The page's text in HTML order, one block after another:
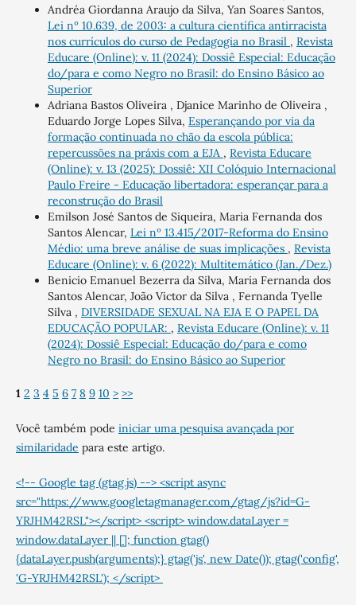
Andréa Giordanna Araujo da Silva, Yan Soares Santos,
Lei nº 10.639, de 2003: a cultura científica antirracista
nos currículos do curso de Pedagogia no Brasil , Revista
Educare (Online): v. 11 (2024): Dossiê Especial: Educação
do/para e como Negro no Brasil: do Ensino Básico ao
Superior
Adriana Bastos Oliveira , Djanice Marinho de Oliveira ,
Eduardo Jorge Lopes Silva, Esperançando por via da
formação continuada no chão da escola pública:
repercussões na práxis com a EJA , Revista Educare
(Online): v. 13 (2025): Dossiê: XII Colóquio Internacional
Paulo Freire - Educação libertadora: esperançar para a
reconstrução do Brasil
Emilson José Santos de Siqueira, Maria Fernanda dos
Santos Alencar, Lei nº 13.415/2017-Reforma do Ensino
Médio: uma breve análise de suas implicações , Revista
Educare (Online): v. 6 (2022): Multitemático (Jan./Dez.)
Benicio Emanuel Bezerra da Silva, Maria Fernanda dos
Santos Alencar, João Victor da Silva , Fernanda Tyelle
Silva , DIVERSIDADE SEXUAL NA EJA E O PAPEL DA
EDUCAÇÃO POPULAR: , Revista Educare (Online): v. 11
(2024): Dossiê Especial: Educação do/para e como
Negro no Brasil: do Ensino Básico ao Superior
1 2 3 4 5 6 7 8 9 10 > >>
Você também pode iniciar uma pesquisa avançada por
similaridade para este artigo.
<!-- Google tag (gtag.js) --> <script async
src="https://www.googletagmanager.com/gtag/js?id=G-
YRJHM42RSL"></script> <script> window.dataLayer =
window.dataLayer || []; function gtag()
{dataLayer.push(arguments);} gtag('js', new Date()); gtag('config',
'G-YRJHM42RSL'); </script>